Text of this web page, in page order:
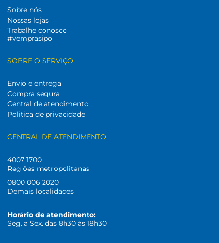
Sobre nós
Nossas lojas
Trabalhe conosco
#vemprasipo
SOBRE O SERVIÇO
Envio e entrega
Compra segura
Central de atendimento
Politica de privacidade
CENTRAL DE ATENDIMENTO
4007 1700
Regiões metropolitanas
0800 006 2020
Demais localidades
Horário de atendimento:
Seg. a Sex. das 8h30 às 18h30